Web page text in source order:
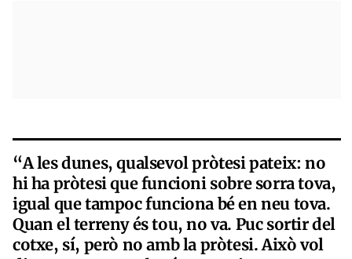
“A les dunes, qualsevol pròtesi pateix: no
hi ha pròtesi que funcioni sobre sorra tova,
igual que tampoc funciona bé en neu tova.
Quan el terreny és tou, no va. Puc sortir del
cotxe, sí, però no amb la pròtesi. Això vol